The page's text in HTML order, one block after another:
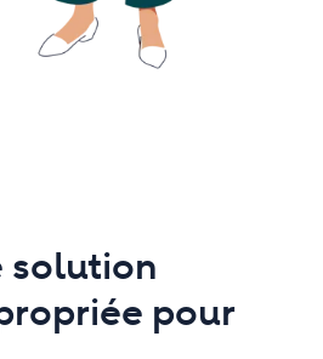
solution
pour